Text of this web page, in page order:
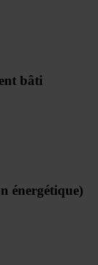
bâti
énergétique)